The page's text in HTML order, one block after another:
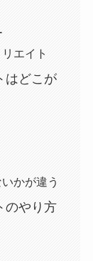
エイト
はどこが
かが違う
のやり方